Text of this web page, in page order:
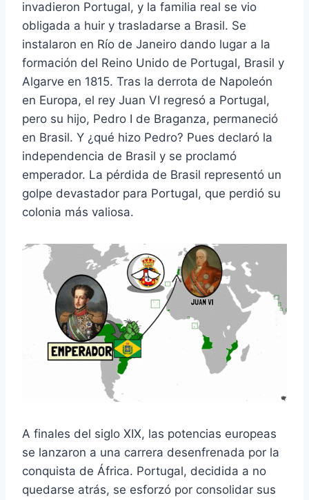
invadieron Portugal, y la familia real se vio
obligada a huir y trasladarse a Brasil. Se
instalaron en Río de Janeiro dando lugar a la
formación del Reino Unido de Portugal, Brasil y
Algarve en 1815. Tras la derrota de Napoleón
en Europa, el rey Juan VI regresó a Portugal,
pero su hijo, Pedro I de Braganza, permaneció
en Brasil. Y ¿qué hizo Pedro? Pues declaró la
independencia de Brasil y se proclamó
emperador. La pérdida de Brasil representó un
golpe devastador para Portugal, que perdió su
colonia más valiosa.
A finales del siglo XIX, las potencias europeas
se lanzaron a una carrera desenfrenada por la
conquista de África. Portugal, decidida a no
quedarse atrás, se esforzó por consolidar sus